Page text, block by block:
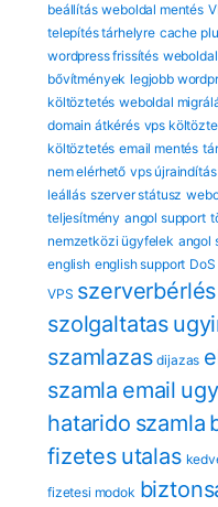
beállítás weboldal mentés
telepítés tárhelyre cache
wordpress frissítés
bővítmények legjobb
költöztetés weboldal
domain átkérés vps
költöztetés email mentés
nem elérhető vps újraindítás
leállás szerver státusz
teljesítmény angol support
nemzetközi ügyfelek angol
english english support DoS
VPS szerverbérlés
szolgaltatas
szamlazas dijazas
szamla email
hatarido szamla
fizetes utalas
fizetesi modok